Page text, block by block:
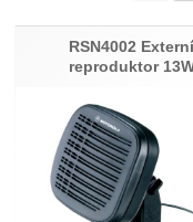
RSN4002 Externí
reproduktor